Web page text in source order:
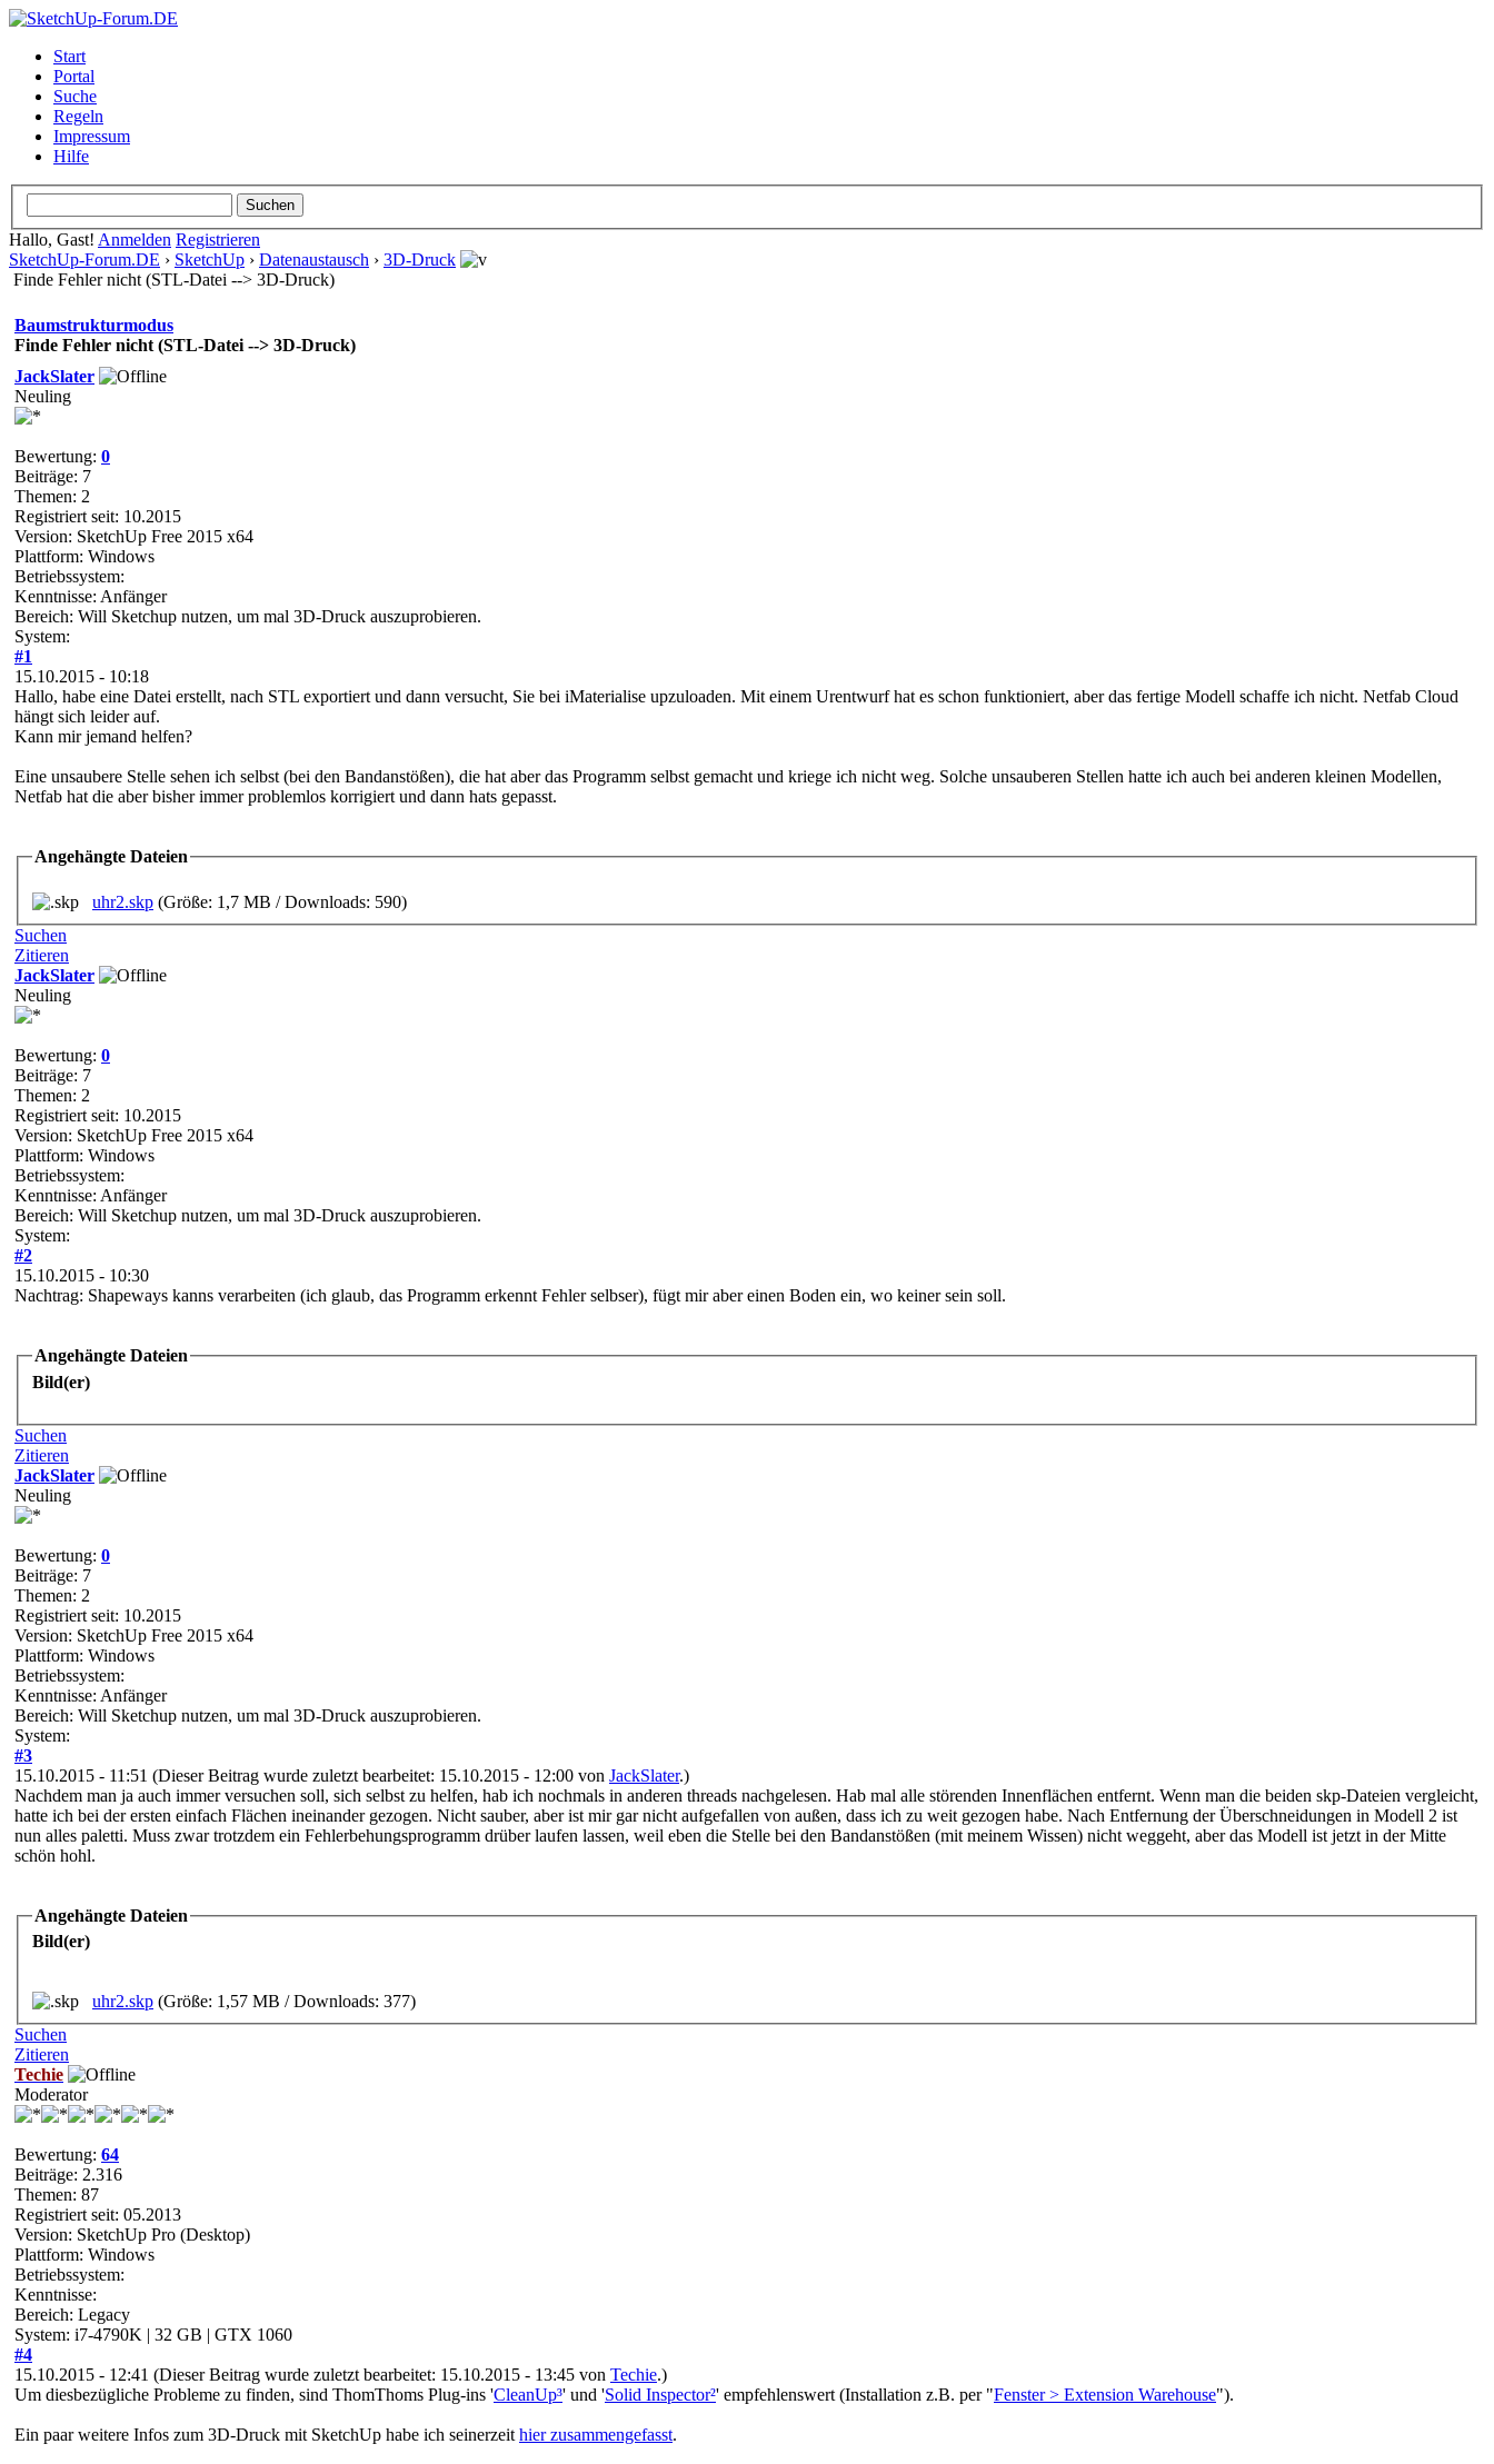
Start
Portal
Suche
Regeln
Impressum
Hilfe
Hallo, Gast! Anmelden Registrieren
SketchUp-Forum.DE › SketchUp › Datenaustausch › 3D-Druck
Finde Fehler nicht (STL-Datei --> 3D-Druck)
Baumstrukturmodus
Finde Fehler nicht (STL-Datei --> 3D-Druck)
JackSlater
Neuling
Bewertung: 0
Beiträge: 7
Themen: 2
Registriert seit: 10.2015
Version: SketchUp Free 2015 x64
Plattform: Windows
Betriebssystem:
Kenntnisse: Anfänger
Bereich: Will Sketchup nutzen, um mal 3D-Druck auszuprobieren.
System:
#1
15.10.2015 - 10:18
Hallo, habe eine Datei erstellt, nach STL exportiert und dann versucht, Sie bei iMaterialise upzuloaden. Mit einem Urentwurf hat es schon funktioniert, aber das fertige Modell schaffe ich nicht. Netfab Cloud
hängt sich leider auf.
Kann mir jemand helfen?
Eine unsaubere Stelle sehen ich selbst (bei den Bandanstößen), die hat aber das Programm selbst gemacht und kriege ich nicht weg. Solche unsauberen Stellen hatte ich auch bei anderen kleinen Modellen,
Netfab hat die aber bisher immer problemlos korrigiert und dann hats gepasst.
Angehängte Dateien
uhr2.skp (Größe: 1,7 MB / Downloads: 590)
Suchen
Zitieren
JackSlater
Neuling
Bewertung: 0
Beiträge: 7
Themen: 2
Registriert seit: 10.2015
Version: SketchUp Free 2015 x64
Plattform: Windows
Betriebssystem:
Kenntnisse: Anfänger
Bereich: Will Sketchup nutzen, um mal 3D-Druck auszuprobieren.
System:
#2
15.10.2015 - 10:30
Nachtrag: Shapeways kanns verarbeiten (ich glaub, das Programm erkennt Fehler selbser), fügt mir aber einen Boden ein, wo keiner sein soll.
Angehängte Dateien
Bild(er)
Suchen
Zitieren
JackSlater
Neuling
Bewertung: 0
Beiträge: 7
Themen: 2
Registriert seit: 10.2015
Version: SketchUp Free 2015 x64
Plattform: Windows
Betriebssystem:
Kenntnisse: Anfänger
Bereich: Will Sketchup nutzen, um mal 3D-Druck auszuprobieren.
System:
#3
15.10.2015 - 11:51 (Dieser Beitrag wurde zuletzt bearbeitet: 15.10.2015 - 12:00 von JackSlater.)
Nachdem man ja auch immer versuchen soll, sich selbst zu helfen, hab ich nochmals in anderen threads nachgelesen. Hab mal alle störenden Innenflächen entfernt. Wenn man die beiden skp-Dateien vergleicht,
hatte ich bei der ersten einfach Flächen ineinander gezogen. Nicht sauber, aber ist mir gar nicht aufgefallen von außen, dass ich zu weit gezogen habe. Nach Entfernung der Überschneidungen in Modell 2 ist
nun alles paletti. Muss zwar trotzdem ein Fehlerbehungsprogramm drüber laufen lassen, weil eben die Stelle bei den Bandanstößen (mit meinem Wissen) nicht weggeht, aber das Modell ist jetzt in der Mitte
schön hohl.
Angehängte Dateien
Bild(er)
uhr2.skp (Größe: 1,57 MB / Downloads: 377)
Suchen
Zitieren
Techie
Moderator
Bewertung: 64
Beiträge: 2.316
Themen: 87
Registriert seit: 05.2013
Version: SketchUp Pro (Desktop)
Plattform: Windows
Betriebssystem:
Kenntnisse:
Bereich: Legacy
System: i7-4790K | 32 GB | GTX 1060
#4
15.10.2015 - 12:41 (Dieser Beitrag wurde zuletzt bearbeitet: 15.10.2015 - 13:45 von Techie.)
Um diesbezügliche Probleme zu finden, sind ThomThoms Plug-ins 'CleanUp³' und 'Solid Inspector²' empfehlenswert (Installation z.B. per "Fenster > Extension Warehouse").
Ein paar weitere Infos zum 3D-Druck mit SketchUp habe ich seinerzeit hier zusammengefasst.